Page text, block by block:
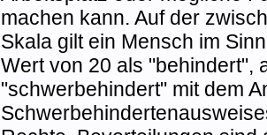
machen kann. Auf der
Skala gilt ein Mensch im
Wert von 20 als "behindert",
"schwerbehindert" mit dem